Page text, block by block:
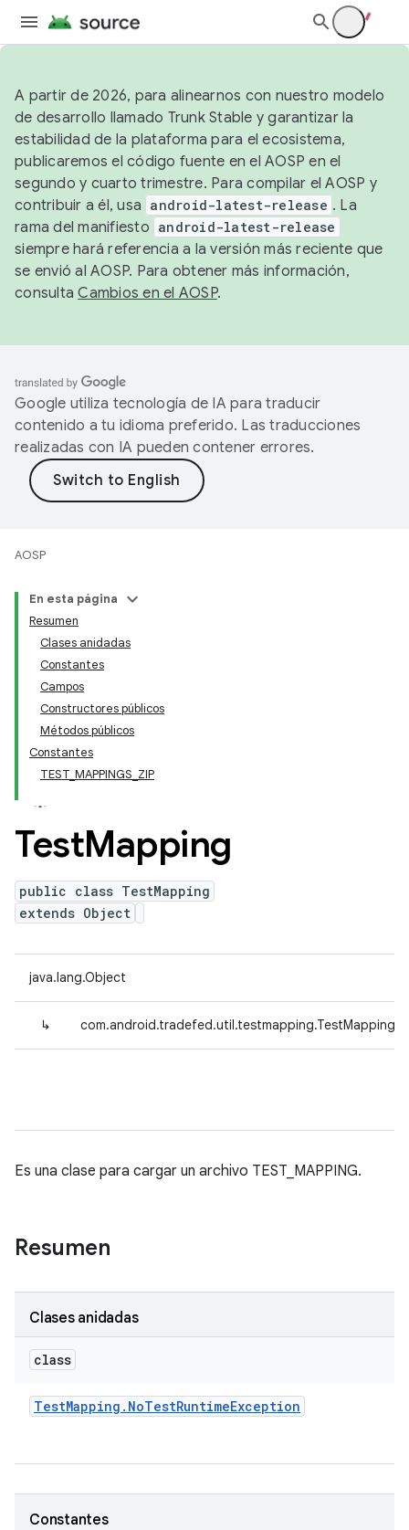
A partir de 2026, para alinearnos con nuestro modelo
de desarrollo llamado Trunk Stable y garantizar la
estabilidad de la plataforma para el ecosistema,
publicaremos el código fuente en el AOSP en el
segundo y cuarto trimestre. Para compilar el AOSP y
contribuir a él, usa android-latest-release . La
rama del manifiesto android-latest-release
siempre hará referencia a la versión más reciente que
se envió al AOSP. Para obtener más información,
consultaCambios en el AOSP.
Google utiliza tecnología de IA para traducir
contenido a tu idioma preferido. Las traducciones
realizadas con IA pueden contener errores.
AOSP
En esta página
Resumen
Clases anidadas
Constantes
Campos
Constructores públicos
Métodos públicos
Constantes
TEST_MAPPINGS_ZIP
TestMapping
public class TestMapping
extends Object
java.lang.Object
↳ com.android.tradefed.util.testmapping.TestMapping
Es una clase para cargar un archivo TEST_MAPPING.
Resumen
Clases anidadas
class
TestMapping . NoTestRuntimeException
Constantes